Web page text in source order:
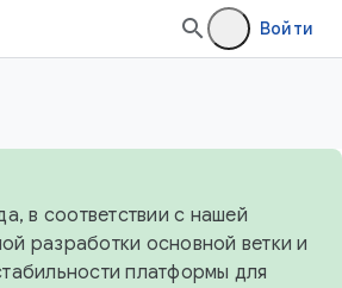
Войти
в соответствии с нашей
разработки основной ветки и
платформы для